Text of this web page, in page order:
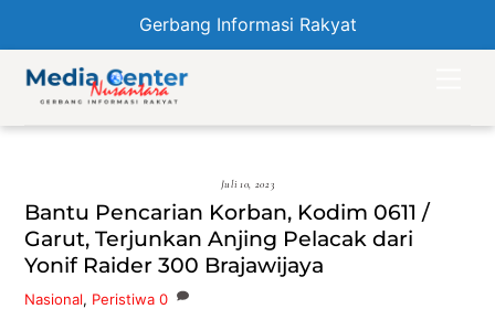
Gerbang Informasi Rakyat
content
Juli 10, 2023
Bantu Pencarian Korban, Kodim 0611 /
Garut, Terjunkan Anjing Pelacak dari
Yonif Raider 300 Brajawijaya
Nasional, Peristiwa 0